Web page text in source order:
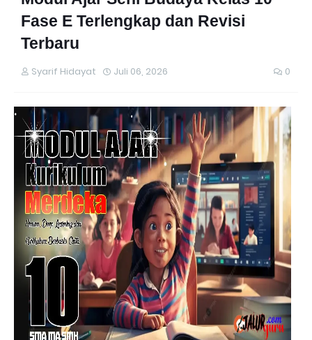
Fase E Terlengkap dan Revisi
Terbaru
Syarif Hidayat Juli 06, 2026 0